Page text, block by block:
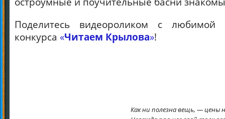
Поделитесь видеороликом с
конкурса «Читаем Крылова»!
Как ни полезна вещь, — цены